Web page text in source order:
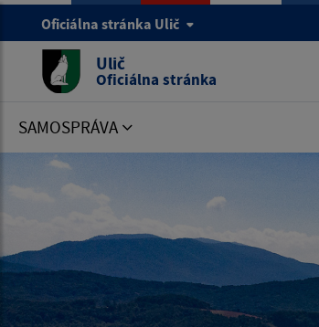
Oficiálna stránka Ulič
Ulič
Oficiálna stránka
SAMOSPRÁVA